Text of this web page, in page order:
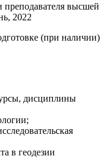
преподавателя высшей
2022
(при наличии)
дисциплины
в геодезии